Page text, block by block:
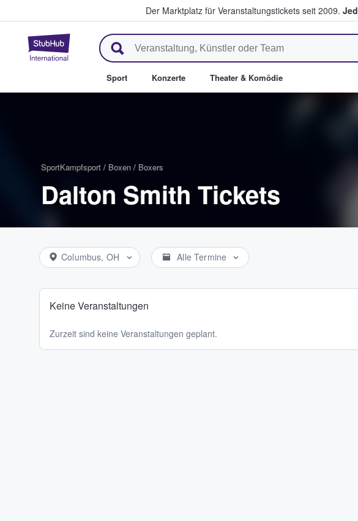
Der Marktplatz für Veranstaltungstickets seit 2009.
StubHub - Wo Fans Tickets kaufen &
Sport Konzerte Theater & Komödie
SportKampfsport / Boxen / Boxers
Dalton Smith Tickets
Columbus, OH Alle Termine
Keine Veranstaltungen
Zurzeit sind keine Veranstaltungen geplant.